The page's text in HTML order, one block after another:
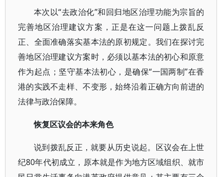
本次以“去政治化”和回归地区治理功能为宗旨的
完善地区治理建议方案，正是在这一问题上拨乱反
正、全面准确落实基本法的原初规定。我们在探讨完
善地区治理建议方案时，必须以基本法的初心和原意
作为起点；坚守基本法初心，是确保“一国两制”在香
港的实践不走样、不变形，始终沿着正确方向前进的
法律与政治保障。
恢复区议会的本来角色
说到拨乱反正，就要从历史说起。区议会在上世
纪80年代初成立，原本就是作为地方区域组织、就市